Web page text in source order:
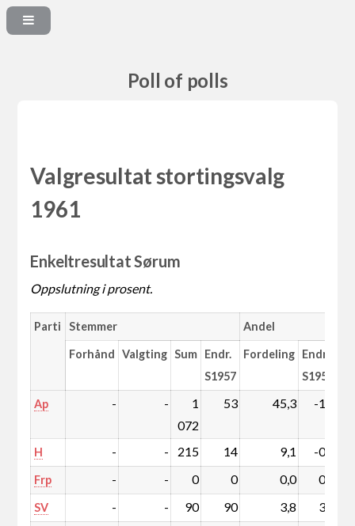
Poll of polls
Valgresultat stortingsvalg
1961
Enkeltresultat Sørum
Oppslutning i prosent.
Parti Stemmer Andel
Forhånd Valgting Sum Endr.
S1957
Fordeling Endr.
S1957
Ap - -
1
072
53 45,3 -1,2
H - - 215 14 9,1 -0,1
Frp - - 0 0 0,0 0,0
SV - - 90 90 3,8 3,8